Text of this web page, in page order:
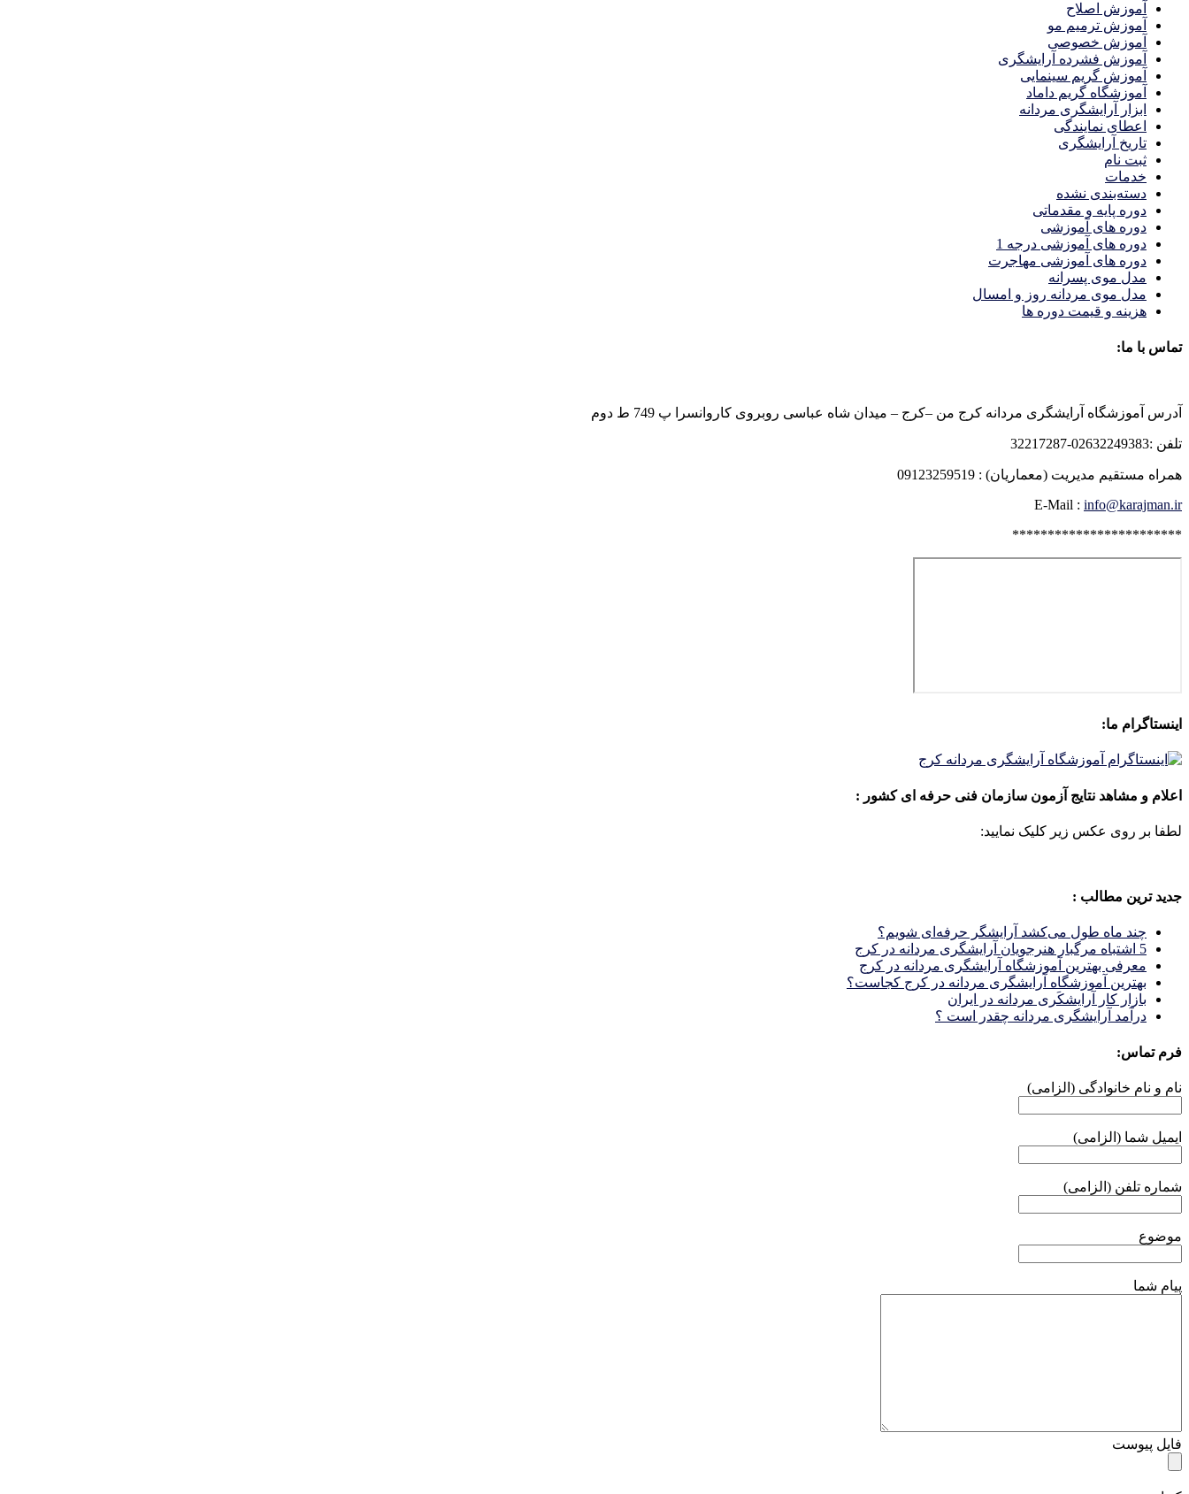
آموزش اصلاح
آموزش ترمیم مو
آموزش خصوصی
آموزش فشرده آرایشگری
آموزش گریم سینمایی
آموزشگاه گریم داماد
ابزار آرایشگری مردانه
اعطای نمایندگی
تاریخ آرایشگری
ثبت نام
خدمات
دسته‌بندی نشده
دوره پایه و مقدماتی
دوره های آموزشی
دوره های آموزشی درجه 1
دوره های آموزشی مهاجرت
مدل موی پسرانه
مدل موی مردانه روز و امسال
هزینه و قیمت دوره ها
تماس با ما:
آدرس آموزشگاه آرایشگری مردانه کرج من –کرج – میدان شاه عباسی روبروی کاروانسرا پ 749 ط دوم
تلفن :02632249383-32217287
همراه مستقیم مدیریت (معماریان) : 09123259519
E-Mail : info@karajman.ir
************************
اینستاگرام ما:
اعلام و مشاهد نتایج آزمون سازمان فنی حرفه ای کشور :
لطفا بر روی عکس زیر کلیک نمایید:
جدید ترین مطالب :
چند ماه طول می‌کشد آرایشگر حرفه‌ای شویم؟
5 اشتباه مرگبار هنرجویان آرایشگری مردانه در کرج
معرفی بهترین آموزشگاه آرایشگری مردانه در کرج
بهترین آموزشگاه آرایشگری مردانه در کرج کجاست؟
بازار كار آرايشكَرى مردانه در ايران
درآمد آرایشگری مردانه چقدر است ؟
فرم تماس:
نام و نام خانوادگی (الزامی)
ایمیل شما (الزامی)
شماره تلفن (الزامی)
موضوع
پیام شما
فایل پیوست